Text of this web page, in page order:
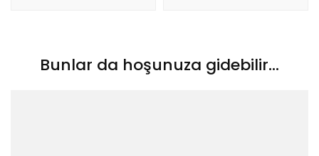
Bunlar da hoşunuza gidebilir...